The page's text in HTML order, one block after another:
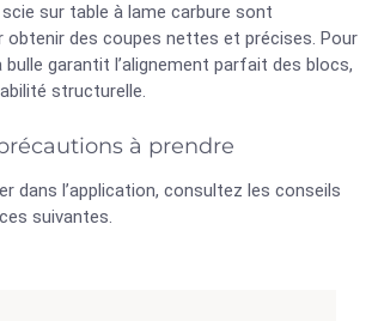
sur table à lame carbure sont
obtenir des coupes nettes et précises. Pour
bulle garantit l’alignement parfait des blocs,
structurelle.
à prendre
dans l’application, consultez les conseils
suivantes.